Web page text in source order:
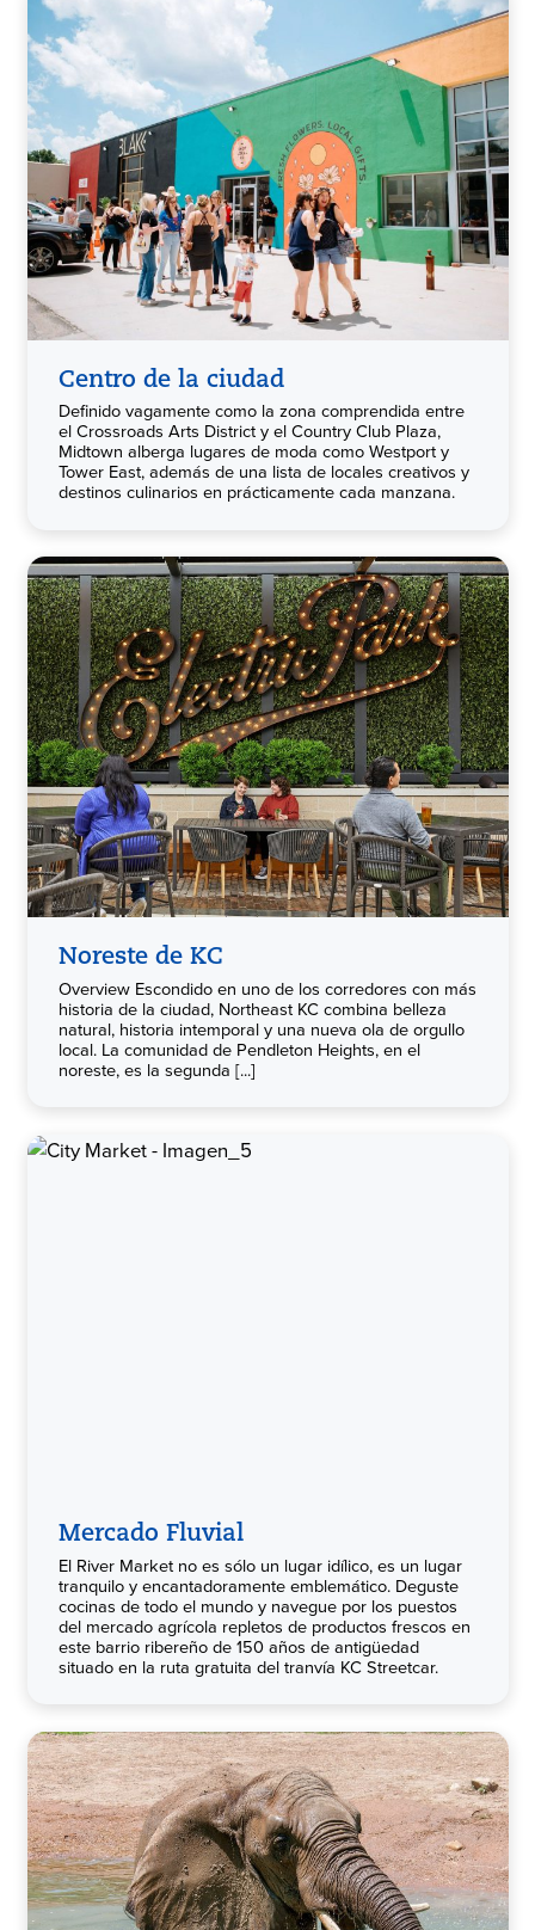
Centro de la ciudad
Definido vagamente como la zona comprendida entre
el Crossroads Arts District y el Country Club Plaza,
Midtown alberga lugares de moda como Westport y
Tower East, además de una lista de locales creativos y
destinos culinarios en prácticamente cada manzana.
Noreste de KC
Overview Escondido en uno de los corredores con más
historia de la ciudad, Northeast KC combina belleza
natural, historia intemporal y una nueva ola de orgullo
local. La comunidad de Pendleton Heights, en el
noreste, es la segunda [...]
Mercado Fluvial
El River Market no es sólo un lugar idílico, es un lugar
tranquilo y encantadoramente emblemático. Deguste
cocinas de todo el mundo y navegue por los puestos
del mercado agrícola repletos de productos frescos en
este barrio ribereño de 150 años de antigüedad
situado en la ruta gratuita del tranvía KC Streetcar.